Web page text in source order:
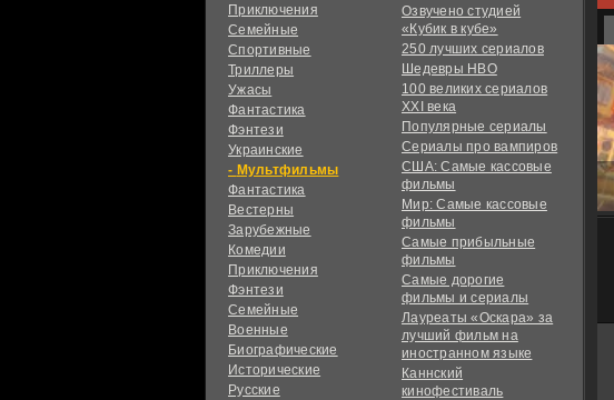
Приключения
Семейные
Спортивные
Триллеры
Ужасы
Фантастика
Фэнтези
Украинcкие
Мультфильмы
Фантастика
Вестерны
Зарубежные
Комедии
Приключения
Фэнтези
Семейные
Военные
Биографические
Исторические
Русские
Озвучено студией
«Кубик в кубе»
250 лучших сериалов
Шедевры HBO
100 великих сериалов
XXI века
Популярные сериалы
Сериалы про вампиров
США: Самые кассовые
фильмы
Мир: Самые кассовые
фильмы
Самые прибыльные
фильмы
Самые дорогие
фильмы и сериалы
Лауреаты «Оскара» за
лучший фильм на
иностранном языке
Каннский
кинофестиваль
0